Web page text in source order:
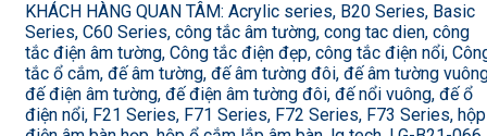
KHÁCH HÀNG QUAN TÂM: Acrylic series, B20 Series, Basic
Series, C60 Series, công tắc âm tường, cong tac dien, công
tắc điện âm tường, Công tắc điện đẹp, công tắc điện nổi,
tắc ổ cắm, đế âm tường, đế âm tường đôi, đế âm tường
đế điện âm tường, đế điện âm tường đôi, đế nổi vuông, đế ổ
điện nổi, F21 Series, F71 Series, F72 Series, F73 Series, hộp